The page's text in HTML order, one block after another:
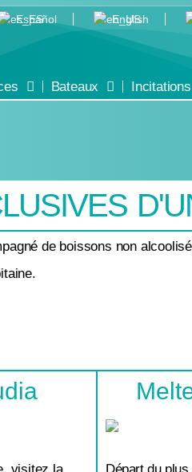
Español English
Bateaux
de boissons non